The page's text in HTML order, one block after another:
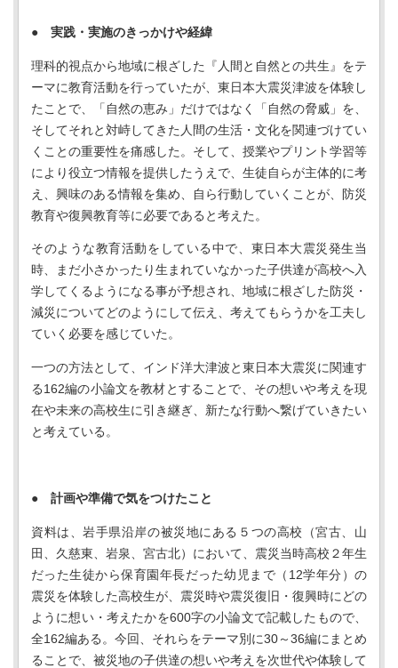
● 実践・実施のきっかけや経緯
理科的視点から地域に根ざした『人間と自然との共生』をテ
ーマに教育活動を行っていたが、東日本大震災津波を体験し
たことで、「自然の恵み」だけではなく「自然の脅威」を、
そしてそれと対峙してきた人間の生活・文化を関連づけてい
くことの重要性を痛感した。そして、授業やプリント学習等
により役立つ情報を提供したうえで、生徒自らが主体的に考
え、興味のある情報を集め、自ら行動していくことが、防災
教育や復興教育等に必要であると考えた。
そのような教育活動をしている中で、東日本大震災発生当
時、まだ小さかったり生まれていなかった子供達が高校へ入
学してくるようになる事が予想され、地域に根ざした防災・
減災についてどのようにして伝え、考えてもらうかを工夫し
ていく必要を感じていた。
一つの方法として、インド洋大津波と東日本大震災に関連す
る162編の小論文を教材とすることで、その想いや考えを現
在や未来の高校生に引き継ぎ、新たな行動へ繋げていきたい
と考えている。
● 計画や準備で気をつけたこと
資料は、岩手県沿岸の被災地にある５つの高校（宮古、山
田、久慈東、岩泉、宮古北）において、震災当時高校２年生
だった生徒から保育園年長だった幼児まで（12学年分）の
震災を体験した高校生が、震災時や震災復旧・復興時にどの
ように想い・考えたかを600字の小論文で記載したもので、
全162編ある。今回、それらをテーマ別に30～36編にまとめ
ることで、被災地の子供達の想いや考えを次世代や体験して